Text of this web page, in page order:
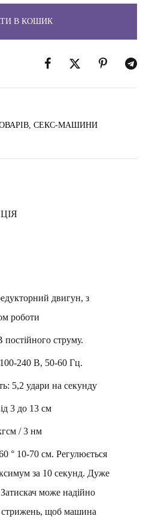
В КОШИК
, СЕКС-МАШИНИ
двигун, з
роботи
струму.
240 В, 50-60 Гц.
5,2 удари на секунду
3 до 13 см
/ 3 нм
° 10-70 см. Регулюється
за 10 секунд. Дуже
може надійно
стрижень, щоб машина